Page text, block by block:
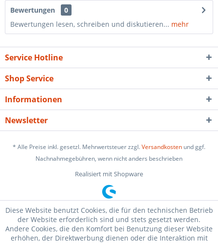
Bewertungen
0
Bewertungen lesen, schreiben und diskutieren... mehr
Service Hotline
Shop Service
Informationen
Newsletter
* Alle Preise inkl. gesetzl. Mehrwertsteuer zzgl.Versandkosten und ggf.
Nachnahmegebühren, wenn nicht anders beschrieben
Realisiert mit Shopware
Diese Website benutzt Cookies, die für den technischen Betrieb
der Website erforderlich sind und stets gesetzt werden.
Andere Cookies, die den Komfort bei Benutzung dieser Website
erhöhen, der Direktwerbung dienen oder die Interaktion mit